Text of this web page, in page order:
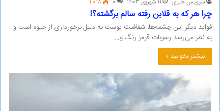
سرویس خبری 11 شهریور 1403 0
1,018
چرا هر که به قلابن رفته سالم برگشته؟!
فواید دیگر این چشمه‌ها، شفافیت پوست به دلیل برخورداری از جیوه است و
به نظر می‌رسد رسوبات قرمز رنگ و…
بیشتر بخوانید »